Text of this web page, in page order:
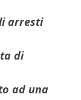
arresti
di
ad una